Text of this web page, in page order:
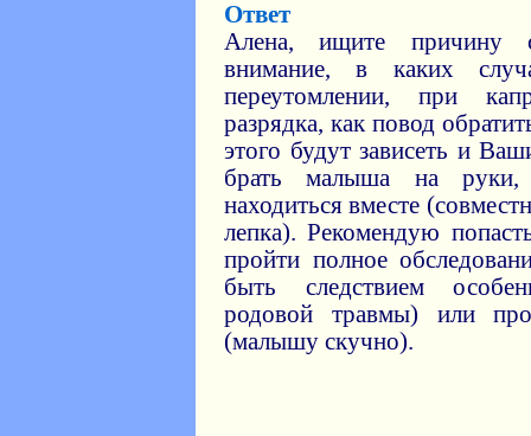
Ответ
Алена, ищите причину
внимание, в каких
переутомлении, при
разрядка, как повод
этого будут зависеть и
брать малыша на руки,
находиться вместе
лепка). Рекомендую
пройти полное
быть следствием
родовой травмы) или
(малышу скучно).